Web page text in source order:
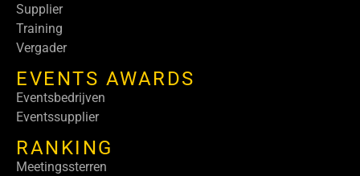
Supplier
Training
Vergader
EVENTS AWARDS
Eventsbedrijven
Eventssupplier
RANKING
Meetingssterren